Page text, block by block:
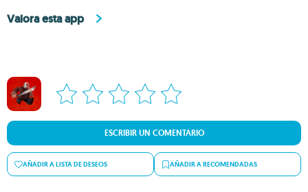
Valora esta app
ESCRIBIR UN COMENTARIO
AÑADIR A LISTA DE DESEOS AÑADIR A RECOMENDADAS